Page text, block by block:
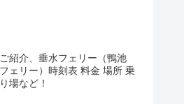
ご紹介、垂水フェリー（鴨池
フェリー）時刻表 料金 場所 乗
り場など！